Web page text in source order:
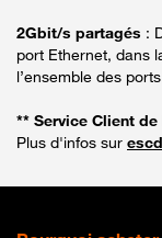
2Gbit/s partagés :
port Ethernet, dans
l’ensemble des
** Service Client de
Plus d'infos sur